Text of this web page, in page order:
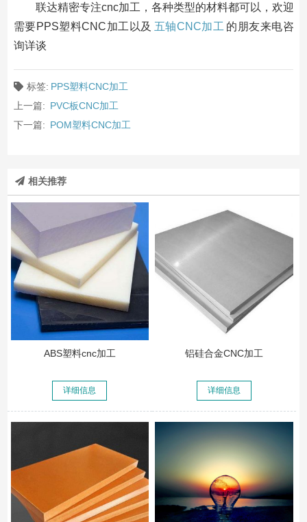
联达精密专注cnc加工，各种类型的材料都可以，欢迎
需要PPS塑料CNC加工以及 五轴CNC加工 的朋友来电咨
询详谈
标签: PPS塑料CNC加工
上一篇: PVC板CNC加工
下一篇: POM塑料CNC加工
相关推荐
ABS塑料cnc加工
详细信息
铝硅合金CNC加工
详细信息